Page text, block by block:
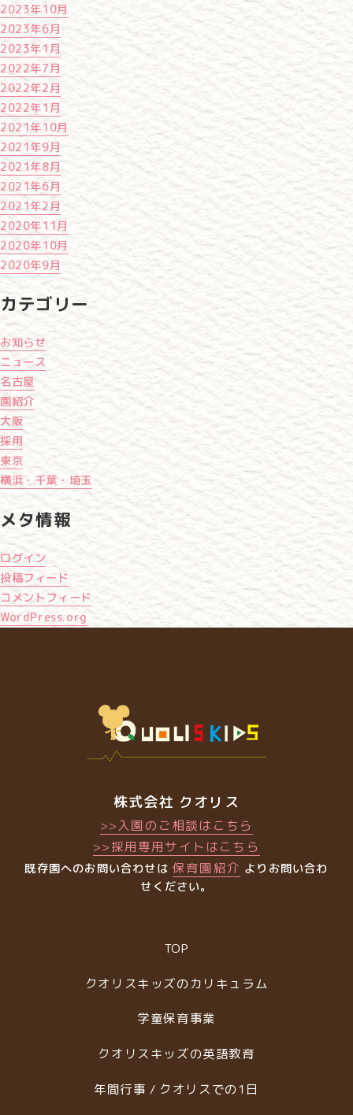
2023年10月
2023年6月
2023年1月
2022年7月
2022年2月
2022年1月
2021年10月
2021年9月
2021年8月
2021年6月
2021年2月
2020年11月
2020年10月
2020年9月
カテゴリー
お知らせ
ニュース
名古屋
園紹介
大阪
採用
東京
横浜・千葉・埼玉
メタ情報
ログイン
投稿フィード
コメントフィード
WordPress.org
株式会社 クオリス
>>入園のご相談はこちら
>>採用専用サイトはこちら
既存園へのお問い合わせは 保育園紹介 よりお問い合わ
せください。
TOP
クオリスキッズのカリキュラム
学童保育事業
クオリスキッズの英語教育
年間行事 / クオリスでの1日